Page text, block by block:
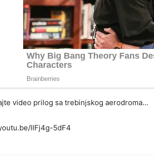
video prilog sa trebinjskog aerodroma…
IIFj4g-5dF4